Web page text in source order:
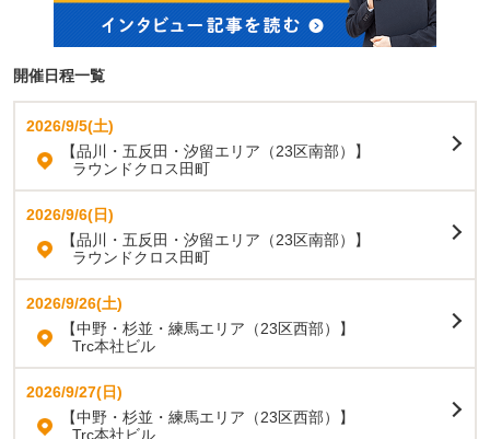
開催日程一覧
2026/9/5(土)
【品川・五反田・汐留エリア（23区南部）】
ラウンドクロス田町
2026/9/6(日)
【品川・五反田・汐留エリア（23区南部）】
ラウンドクロス田町
2026/9/26(土)
【中野・杉並・練馬エリア（23区西部）】
Trc本社ビル
2026/9/27(日)
【中野・杉並・練馬エリア（23区西部）】
Trc本社ビル